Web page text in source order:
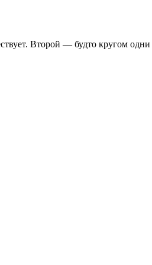
Второй — будто кругом